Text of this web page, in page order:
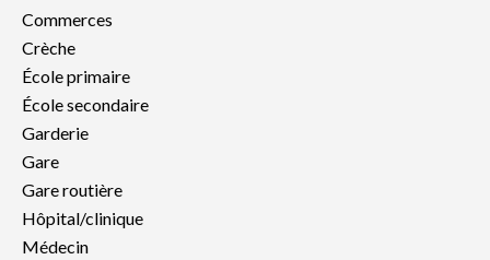
Commerces
Crèche
École primaire
École secondaire
Garderie
Gare
Gare routière
Hôpital/clinique
Médecin